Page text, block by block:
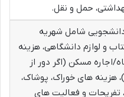
حمل و نقل.
شامل شهریه
و لوازم دانشگاهی، هزینه
اجاره مسکن (اگر دور از
هزینه های خوراک، پوشاک،
تفریحات و فعالیت های